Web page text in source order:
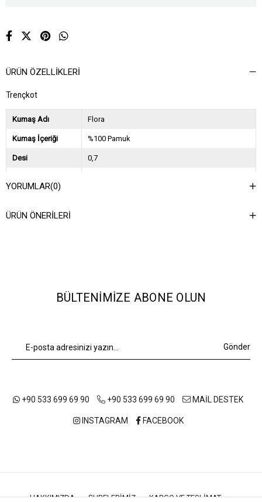
ÜRÜN ÖZELLIKLERI
Trençkot
Kumaş Adı Flora
Kumaş İçeriği %100 Pamuk
Desi 0,7
YORUMLAR(0)
ÜRÜN ÖNERILERI
BÜLTENIMIZE ABONE OLUN
Gönder
+90 533 699 69 90 +90 533 699 69 90 MAİL DESTEK
INSTAGRAM FACEBOOK
HAKKIMIZDA ŞUBELERIMIZ
KARGO VE TESLIMAT